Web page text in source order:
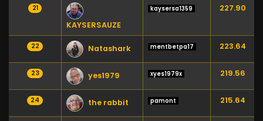
21
KAYSERSAUZE
kaysersa1359 227.90
22 Natashark mentbetpa17 223.64
23 yes1979 xyes1979x 219.56
24 the rabbit pamont 215.64